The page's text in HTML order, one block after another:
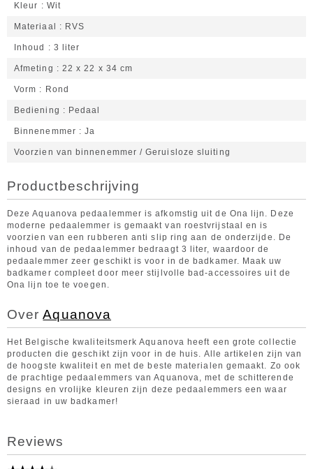
Kleur Wit
Materiaal RVS
Inhoud 3 liter
Afmeting 22 x 22 x 34 cm
Vorm Rond
Bediening Pedaal
Binnenemmer Ja
Voorzien van binnenemmer / Geruisloze sluiting
Productbeschrijving
Deze Aquanova pedaalemmer is afkomstig uit de Ona lijn. Deze
moderne pedaalemmer is gemaakt van roestvrijstaal en is
voorzien van een rubberen anti slip ring aan de onderzijde. De
inhoud van de pedaalemmer bedraagt 3 liter, waardoor de
pedaalemmer zeer geschikt is voor in de badkamer. Maak uw
badkamer compleet door meer stijlvolle bad-accessoires uit de
Ona lijn toe te voegen.
OverAquanova
Het Belgische kwaliteitsmerk Aquanova heeft een grote collectie
producten die geschikt zijn voor in de huis. Alle artikelen zijn van
de hoogste kwaliteit en met de beste materialen gemaakt. Zo ook
de prachtige pedaalemmers van Aquanova, met de schitterende
designs en vrolijke kleuren zijn deze pedaalemmers een waar
sieraad in uw badkamer!
Reviews